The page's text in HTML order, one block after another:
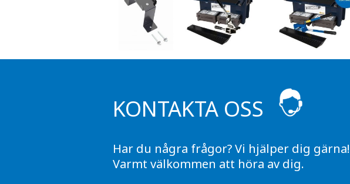
KONTAKTA OSS
Har du några frågor? Vi hjälper dig gärna!
Varmt välkommen att höra av dig.